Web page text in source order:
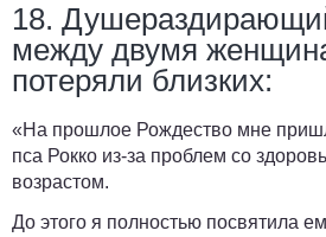
18.
между двумя
потеряли близких:
«На прошлое Рождество мне
пса Рокко из-за проблем со
возрастом.
До этого я полностью посвятила